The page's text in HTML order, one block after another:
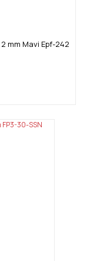
mm Mavi Epf-242